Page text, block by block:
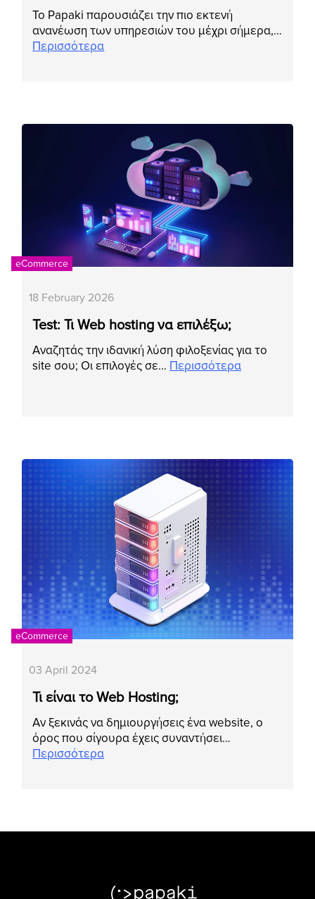
Το Papaki παρουσιάζει την πιο εκτενή
ανανέωση των υπηρεσιών του μέχρι σήμερα,…
Περισσότερα
eCommerce
18 February 2026
Test: Τι Web hosting να επιλέξω;
Αναζητάς την ιδανική λύση φιλοξενίας για το
site σου; Οι επιλογές σε… Περισσότερα
eCommerce
03 April 2024
Τι είναι το Web Hosting;
Αν ξεκινάς να δημιουργήσεις ένα website, ο
όρος που σίγουρα έχεις συναντήσει…
Περισσότερα